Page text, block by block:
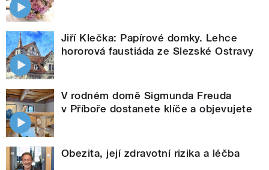
Jiří Klečka: Papírové domky. Lehce
hororová faustiáda ze Slezské Ostravy
V rodném domě Sigmunda Freuda
v Příboře dostanete klíče a objevujete
Obezita, její zdravotní rizika a léčba